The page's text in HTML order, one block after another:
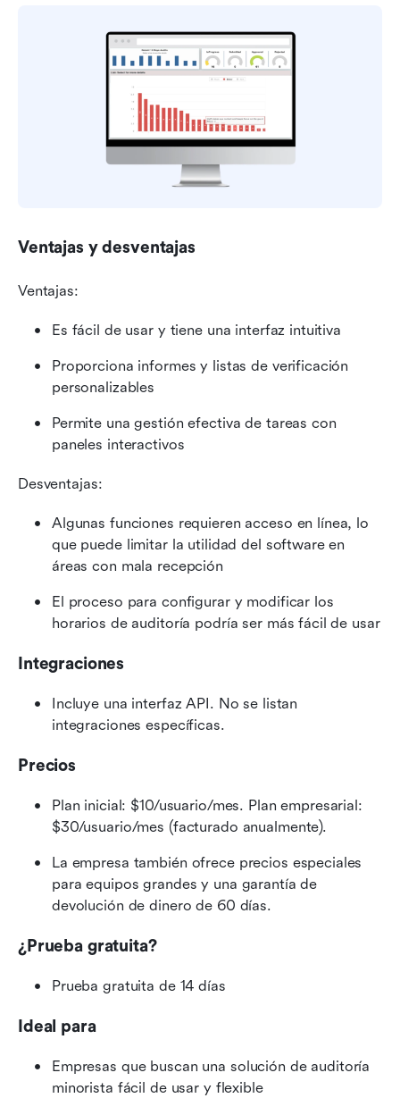
Ventajas y desventajas
Ventajas:
Es fácil de usar y tiene una interfaz intuitiva
Proporciona informes y listas de verificación
personalizables
Permite una gestión efectiva de tareas con
paneles interactivos
Desventajas:
Algunas funciones requieren acceso en línea, lo
que puede limitar la utilidad del software en
áreas con mala recepción
El proceso para configurar y modificar los
horarios de auditoría podría ser más fácil de usar
Integraciones
Incluye una interfaz API. No se listan
integraciones específicas.
Precios
Plan inicial: $10/usuario/mes. Plan empresarial:
$30/usuario/mes (facturado anualmente).
La empresa también ofrece precios especiales
para equipos grandes y una garantía de
devolución de dinero de 60 días.
¿Prueba gratuita?
Prueba gratuita de 14 días
Ideal para
Empresas que buscan una solución de auditoría
minorista fácil de usar y flexible